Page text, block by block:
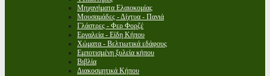
Μηχανήματα Ελαιοκομίας
Μουσαμάδες - Δίχτυα - Πανιά
Γλάστρες - Φερ Φορζέ
Εργαλεία - Είδη Κήπου
Χώματα - Βελτιωτικά εδάφους
Εμποτισμένη ξυλεία κήπου
Βιβλία
Διακοσμητικά Κήπου